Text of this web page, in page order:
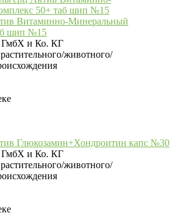
Витаминно-Минеральный
шип №15
ГмбХ и Ко. КГ
животного/
Глюкозамин+Хондроитин капс №30
ГмбХ и Ко. КГ
животного/